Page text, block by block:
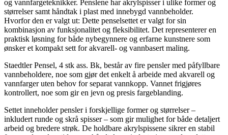
og vannfargeteknikker. Penslene har akrylspisser i ulike former og
størrelser samt håndtak i plast med innebygd vannbeholder.
Hvorfor den er valgt ut: Dette penselsettet er valgt for sin
kombinasjon av funksjonalitet og fleksibilitet. Det representerer en
praktisk løsning for både nybegynnere og erfarne kunstnere som
ønsker et kompakt sett for akvarell- og vannbasert maling.
Staedtler Pensel, 4 stk ass. Bk, består av fire pensler med påfyllbare
vannbeholdere, noe som gjør det enkelt å arbeide med akvarell og
vannfarger uten behov for separat vannkopp. Vannet frigjøres
kontrollert, noe som gir en jevn og presis fargeblanding.
Settet inneholder pensler i forskjellige former og størrelser –
inkludert runde og skrå spisser – som gir mulighet for både detaljert
arbeid og bredere strøk. De holdbare akrylspissene sikrer en stabil